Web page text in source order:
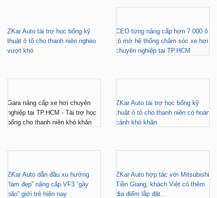
ZKar Auto tài trợ học bổng kỹ
thuật ô tô cho thanh niên nghèo
vượt khó
CEO từng nâng cấp hơn 7.000 ô
tô mở hệ thống chăm sóc xe hơi
chuyên nghiệp tại TP.HCM
Gara nâng cấp xe hơi chuyên
nghiệp tại TP.HCM - Tài trợ học
bổng cho thanh niên khó khăn
ZKar Auto tài trợ học bổng kỹ
thuật ô tô cho thanh niên có hoàn
cảnh khó khăn
ZKar Auto dẫn đầu xu hướng
“làm đẹp” nâng cấp VF3 “gây
bão” giới trẻ hiện nay
ZKar Auto hợp tác với Mitsubishi
Tiền Giang, khách Việt có thêm
địa điểm lắp đặt...